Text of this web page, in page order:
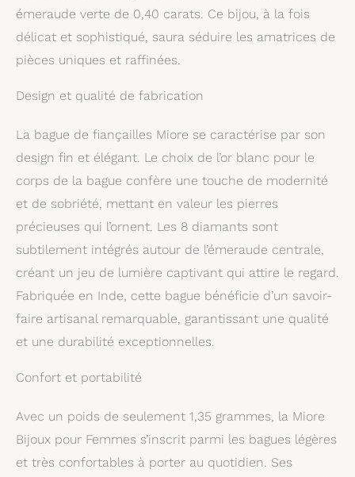
émeraude verte de 0,40 carats. Ce bijou, à la fois
délicat et sophistiqué, saura séduire les amatrices de
pièces uniques et raffinées.
Design et qualité de fabrication
La bague de fiançailles Miore se caractérise par son
design fin et élégant. Le choix de l’or blanc pour le
corps de la bague confère une touche de modernité
et de sobriété, mettant en valeur les pierres
précieuses qui l’ornent. Les 8 diamants sont
subtilement intégrés autour de l’émeraude centrale,
créant un jeu de lumière captivant qui attire le regard.
Fabriquée en Inde, cette bague bénéficie d’un savoir-
faire artisanal remarquable, garantissant une qualité
et une durabilité exceptionnelles.
Confort et portabilité
Avec un poids de seulement 1,35 grammes, la Miore
Bijoux pour Femmes s’inscrit parmi les bagues légères
et très confortables à porter au quotidien. Ses